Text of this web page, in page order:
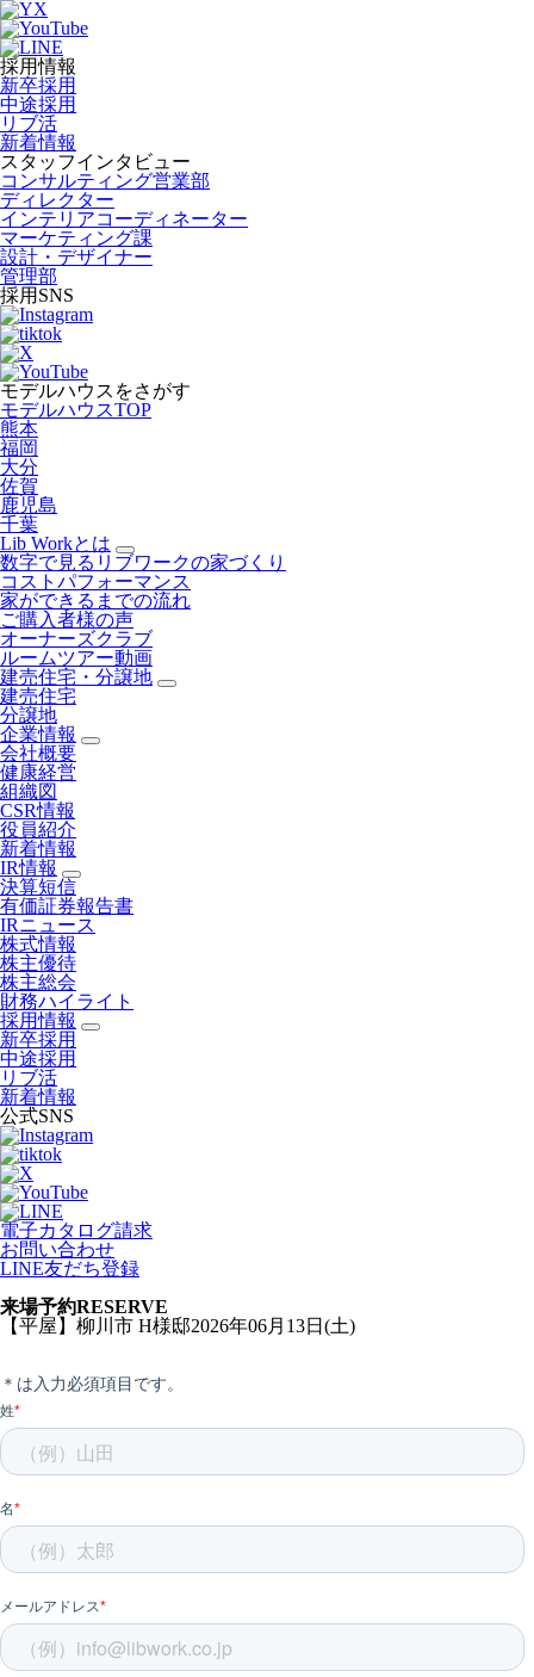
採用情報
新卒採用
中途採用
リブ活
新着情報
スタッフインタビュー
コンサルティング営業部
ディレクター
インテリアコーディネーター
マーケティング課
設計・デザイナー
管理部
採用SNS
モデルハウスをさがす
モデルハウスTOP
熊本
福岡
大分
佐賀
鹿児島
千葉
Lib Workとは
数字で見るリブワークの家づくり
コストパフォーマンス
家ができるまでの流れ
ご購入者様の声
オーナーズクラブ
ルームツアー動画
建売住宅・分譲地
建売住宅
分譲地
企業情報
会社概要
健康経営
組織図
CSR情報
役員紹介
新着情報
IR情報
決算短信
有価証券報告書
IRニュース
株式情報
株主優待
株主総会
財務ハイライト
採用情報
新卒採用
中途採用
リブ活
新着情報
公式SNS
電子カタログ請求
お問い合わせ
LINE友だち登録
来場予約RESERVE
【平屋】柳川市 H様邸2026年06月13日(土)